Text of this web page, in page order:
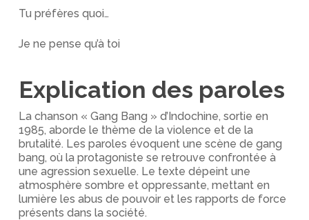
Tu préfères quoi…
Je ne pense qu’à toi
Explication des paroles
La chanson « Gang Bang » d’Indochine, sortie en
1985, aborde le thème de la violence et de la
brutalité. Les paroles évoquent une scène de gang
bang, où la protagoniste se retrouve confrontée à
une agression sexuelle. Le texte dépeint une
atmosphère sombre et oppressante, mettant en
lumière les abus de pouvoir et les rapports de force
présents dans la société.